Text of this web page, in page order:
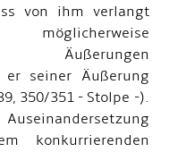
von ihm verlangt
Äußerungen
seiner Äußerung
350/351 - Stolpe -).
konkurrierenden